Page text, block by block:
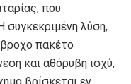
που
συγκεκριμένη λύση,
πακέτο
και αθόρυβη ισχύ,
βρίσκεται εν